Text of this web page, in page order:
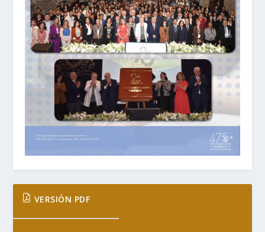
VERSIÓN PDF